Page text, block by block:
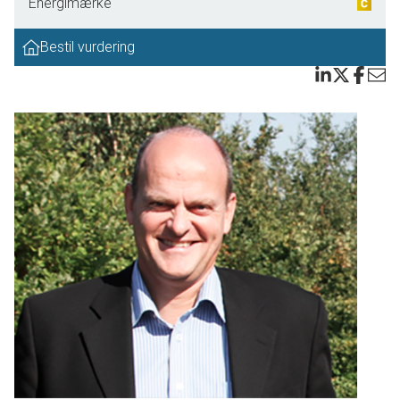
af terrasserne i den frodige have. I husets værelsesafdeling er der tre
kælder både en fin, integreret garage og et stort bryggers (med muligheder
for evt. udnyttelse til beboelse) med såvel vaske- som opbevaringsfaciliteter.
En spændende villa med masser af muligheder for førstegangskøberen og
børnefamilien.
Kongerslev ligger 25 km sydøst for Aalborg og 15 km sydøst for Aalborg
Universitet og nye planlagte Aalborg Universitetshospital. Til Hadsund og
Mariager Fjord mod syd er afstanden 23 km. Der er en god folkeskole til og
med 9. klasse og et aktivt foreningsliv og idrætsklub i byen samt
dagligvare/butikker samt erhvervsvirksomheder. Kongerslev Naturpark (ved
skolen) er et grønt område i byen, her er skaterbane, løbe- og
mountainbikerute samt bålhytter og shelters. Byen er beliggende i stærkt
kuperet terræn omgivet af adskillige bakker. Syd for byen ligger Kongerslev
Hede der er et attraktiv natur- og bakkeområde på ca. 17 hektarer med seks
gravhøje placeret rundt omkring i landskabet, og yndet udflugtsmål. Ca. 5
Bestil vurdering